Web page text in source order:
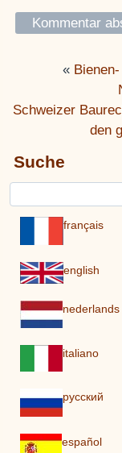
«
Schweizer
den
Suche
français
english
nederlands
italiano
pусский
español